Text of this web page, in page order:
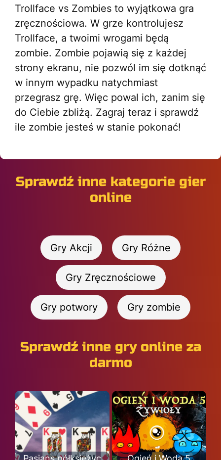
Trollface vs Zombies to wyjątkowa gra
zręcznościowa. W grze kontrolujesz
Trollface, a twoimi wrogami będą
zombie. Zombie pojawią się z każdej
strony ekranu, nie pozwól im się dotknąć
w innym wypadku natychmiast
przegrasz grę. Więc powal ich, zanim się
do Ciebie zbliżą. Zagraj teraz i sprawdź
ile zombie jesteś w stanie pokonać!
Sprawdź inne kategorie gier
online
Gry Akcji Gry Różne
Gry Zręcznościowe
Gry potwory Gry zombie
Sprawdź inne gry online za
darmo